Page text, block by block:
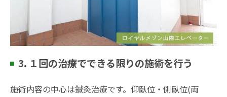
3. １回の治療でできる限りの施術を行う
施術内容の中心は鍼灸治療です。仰臥位・側臥位(両